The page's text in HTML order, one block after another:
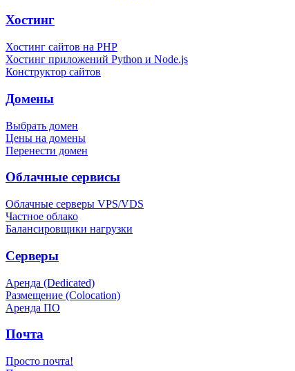
Хостинг
Хостинг сайтов на PHP
Хостинг приложений Python и Node.js
Конструктор сайтов
Домены
Выбрать домен
Цены на домены
Перенести домен
Облачные сервисы
Облачные серверы VPS/VDS
Частное облако
Балансировщики нагрузки
Серверы
Аренда (Dedicated)
Размещение (Colocation)
Аренда ПО
Почта
Просто почта!